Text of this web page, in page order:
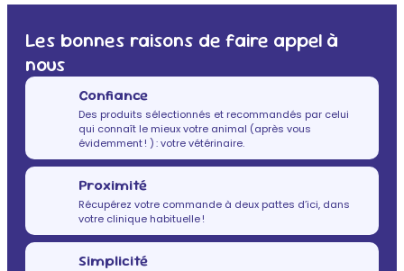
Les bonnes raisons de faire appel à
nous
Confiance
Des produits sélectionnés et recommandés par celui
qui connaît le mieux votre animal (après vous
évidemment ! ) : votre vétérinaire.
Proximité
Récupérez votre commande à deux pattes d’ici, dans
votre clinique habituelle !
Simplicité